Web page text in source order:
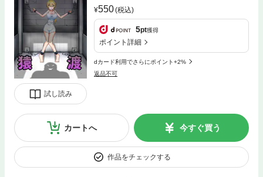
試し読み
550(税込)
5pt獲得
ポイント詳細
dカード利用でさらにポイント+2%
返品不可
カートへ 今すぐ買う
作品をチェックする